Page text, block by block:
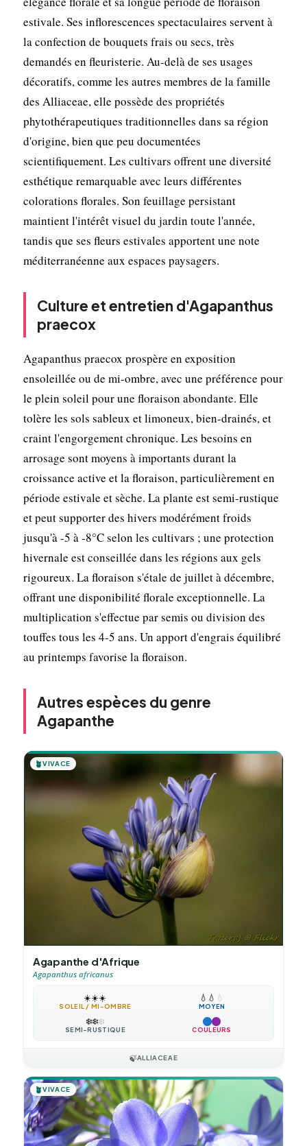
estivale. Ses inflorescences spectaculaires servent à
la confection de bouquets frais ou secs, très
demandés en fleuristerie. Au-delà de ses usages
décoratifs, comme les autres membres de la famille
des Alliaceae, elle possède des propriétés
phytothérapeutiques traditionnelles dans sa région
d'origine, bien que peu documentées
scientifiquement. Les cultivars offrent une diversité
esthétique remarquable avec leurs différentes
colorations florales. Son feuillage persistant
maintient l'intérêt visuel du jardin toute l'année,
tandis que ses fleurs estivales apportent une note
méditerranéenne aux espaces paysagers.
Culture et entretien d'Agapanthus
praecox
Agapanthus praecox prospère en exposition
ensoleillée ou de mi-ombre, avec une préférence pour
le plein soleil pour une floraison abondante. Elle
tolère les sols sableux et limoneux, bien-drainés, et
craint l'engorgement chronique. Les besoins en
arrosage sont moyens à importants durant la
croissance active et la floraison, particulièrement en
période estivale et sèche. La plante est semi-rustique
et peut supporter des hivers modérément froids
jusqu'à -5 à -8°C selon les cultivars ; une protection
hivernale est conseillée dans les régions aux gels
rigoureux. La floraison s'étale de juillet à décembre,
offrant une disponibilité florale exceptionnelle. La
multiplication s'effectue par semis ou division des
touffes tous les 4-5 ans. Un apport d'engrais équilibré
au printemps favorise la floraison.
Autres espèces du genre
Agapanthe
🪴VIVACE
Agapanthe d'Afrique
Agapanthus africanus
☀️☀️☀️
SOLEIL / MI-OMBRE
💧 💧 💧
MOYEN
❄️❄️❄️
SEMI-RUSTIQUE COULEURS
🍃ALLIACEAE
🪴VIVACE